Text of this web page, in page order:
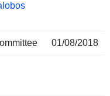
01/08/2018